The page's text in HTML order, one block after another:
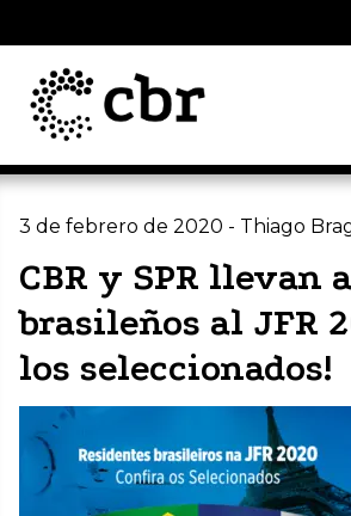
3 de febrero de 2020 - Thiago
CBR y SPR llevan
brasileños al JFR
los seleccionados!